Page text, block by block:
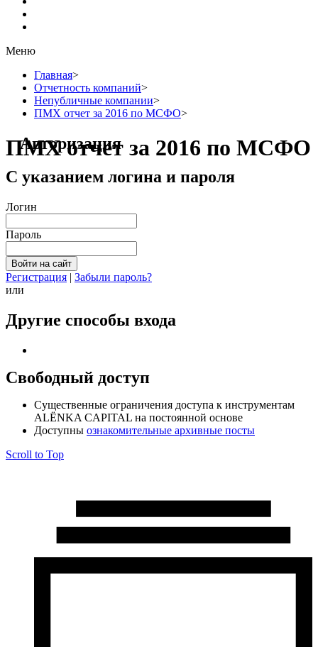
Меню
Главная>
Отчетность компаний>
Непубличные компании>
ПМХ отчет за 2016 по МСФО>
ПМХ отчет за 2016 по МСФО
Авторизация
С указанием логина и пароля
Логин
Пароль
Регистрация | Забыли пароль?
или
Другие способы входа
Свободный доступ
Cущественные ограничения доступа к инструментам
ALЁNKA CAPITAL на постоянной основе
Доступны ознакомительные архивные посты
Scroll to Top